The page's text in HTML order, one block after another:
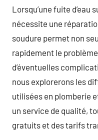
Lorsqu’une fuite d’eau
nécessite une
soudure permet non
rapidement le
d’éventuelles
nous explorerons les
utilisées en plomberie
un service de qualité,
gratuits et des tarifs